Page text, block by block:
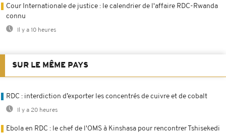
Cour Internationale de justice : le calendrier de l'affaire RDC-Rwanda
connu
Il y a 10 heures
SUR LE MÊME PAYS
RDC : interdiction d’exporter les concentrés de cuivre et de cobalt
Il y a 20 heures
Ebola en RDC : le chef de l'OMS à Kinshasa pour rencontrer Tshisekedi